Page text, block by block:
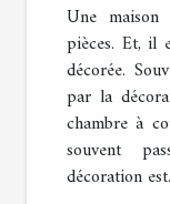
Une maison
pièces. Et, il
décorée.
par la
chambre à
souvent
décoration